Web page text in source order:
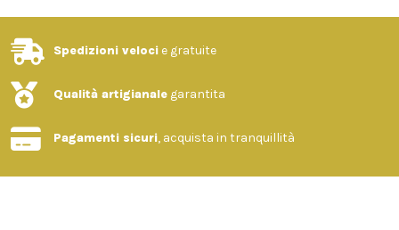
Spedizioni veloci e gratuite
Qualità artigianale garantita
Pagamenti sicuri, acquista in tranquillità